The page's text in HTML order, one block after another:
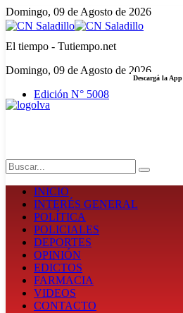
Domingo, 09 de Agosto de 2026
El tiempo - Tutiempo.net
Domingo, 09 de Agosto de 2026
Edición N° 5008
Descargá la App
INICIO
INTERÉS GENERAL
POLÍTICA
POLICIALES
DEPORTES
OPINIÓN
EDICTOS
FARMACIA
VIDEOS
CONTACTO